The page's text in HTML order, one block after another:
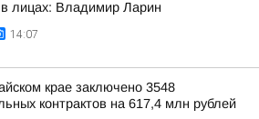
в лицах: Владимир Ларин
14:07
крае заключено 3548
контрактов на 617,4 млн рублей